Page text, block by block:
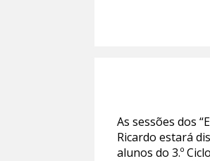
As sessões dos
Ricardo estará
alunos do 3.º